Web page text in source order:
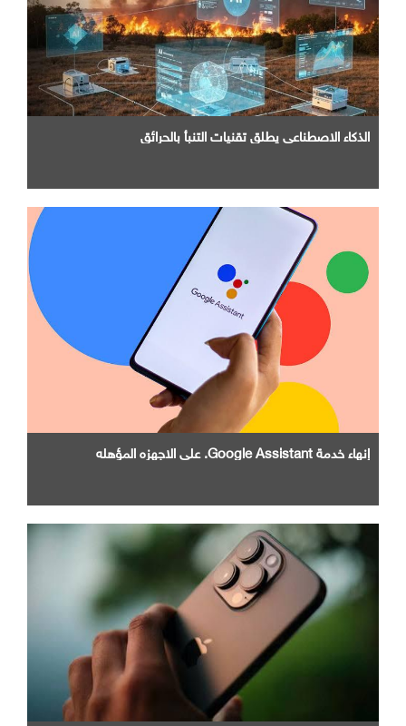
الذكاء الاصطناعي يطلق تقنيات التنبأ بالحرائق
إنهاء خدمة Google Assistant. علي الاجهزه المؤهله